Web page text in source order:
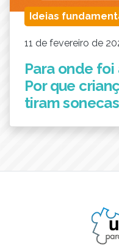
Ideias
11 de fevereiro de
Para onde foi
Por que
tiram